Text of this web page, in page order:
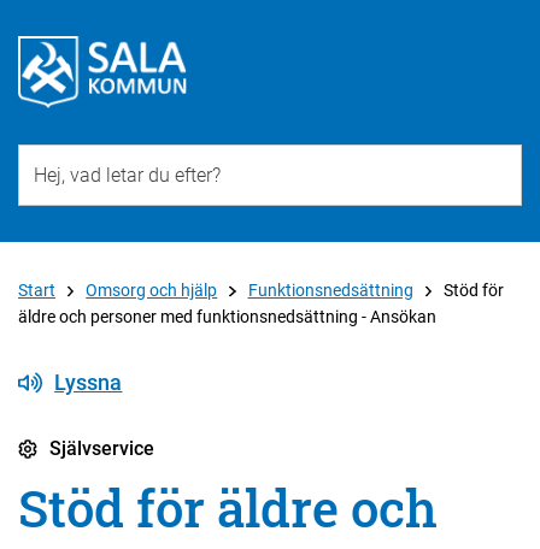
Start Omsorg och hjälp Funktionsnedsättning
Stöd för
äldre och personer med funktionsnedsättning - Ansökan
Lyssna
Självservice
Stöd för äldre och